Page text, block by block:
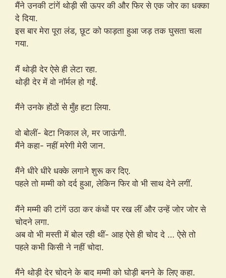
मैंने उनकी टांगें थोड़ी सी ऊपर की और फिर से एक जोर का धक्का
दे दिया.
इस बार मेरा पूरा लंड, छूट को फाड़ता हुआ जड़ तक घुसता चला
गया.
मैं थोड़ी देर ऐसे ही लेटा रहा.
थोड़ी देर में वो नॉर्मल हो गईं.
मैंने उनके होंठों से मुँह हटा लिया.
वो बोलीं- बेटा निकाल ले, मर जाऊंगी.
मैंने कहा- नहीं मरेगी मेरी जान.
मैंने धीरे धीरे धक्के लगाने शुरू कर दिए.
पहले तो मम्मी को दर्द हुआ, लेकिन फिर वो भी साथ देने लगीं.
मैंने मम्मी की टांगें उठा कर कंधों पर रख लीं और उन्हें जोर जोर से
चोदने लगा.
अब वो भी मस्ती में बोल रही थीं- आह ऐसे ही चोद दे … ऐसे तो
पहले कभी किसी ने नहीं चोदा.
मैंने थोड़ी देर चोदने के बाद मम्मी को घोड़ी बनने के लिए कहा.